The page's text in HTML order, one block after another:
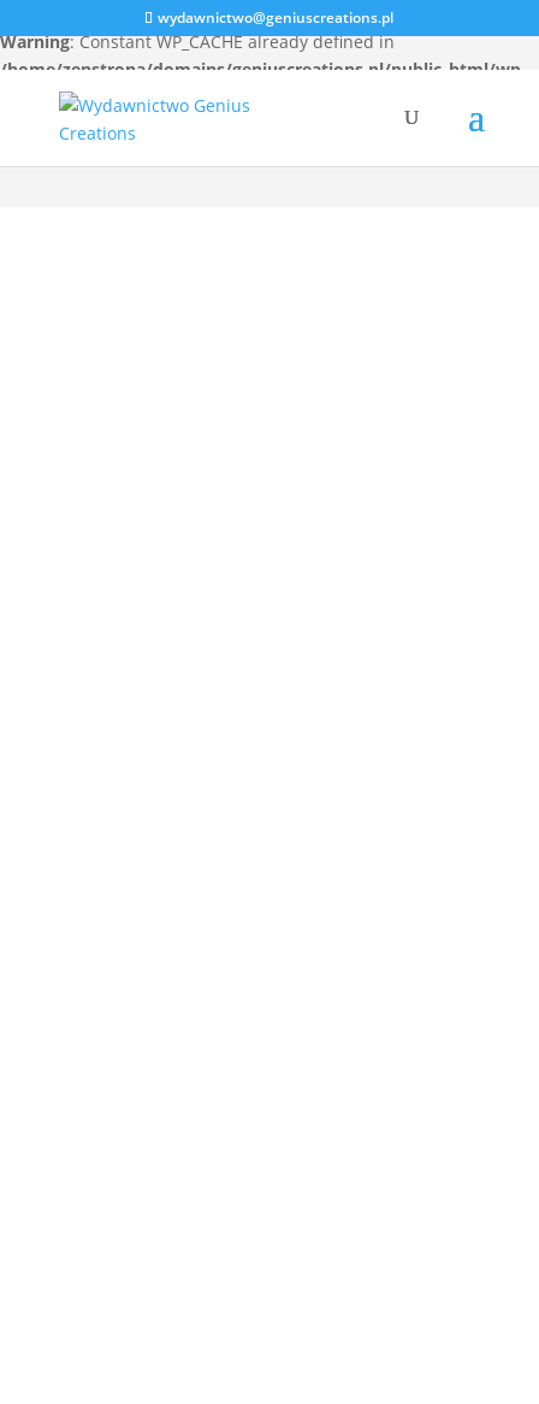
Warning: Constant WP_CACHE already defined in
/home/zenstrona/domains/geniuscreations.pl/public_html/wp-
config.phpon line94
wydawnictwo@geniuscreations.pl